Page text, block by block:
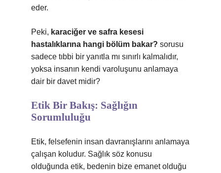
eder.
Peki, karaciğer ve safra kesesi
hastalıklarına hangi bölüm bakar? sorusu
sadece tıbbi bir yanıtla mı sınırlı kalmalıdır,
yoksa insanın kendi varoluşunu anlamaya
dair bir davet midir?
Etik Bir Bakış: Sağlığın
Sorumluluğu
Etik, felsefenin insan davranışlarını anlamaya
çalışan koludur. Sağlık söz konusu
olduğunda etik, bedenin bize emanet olduğu